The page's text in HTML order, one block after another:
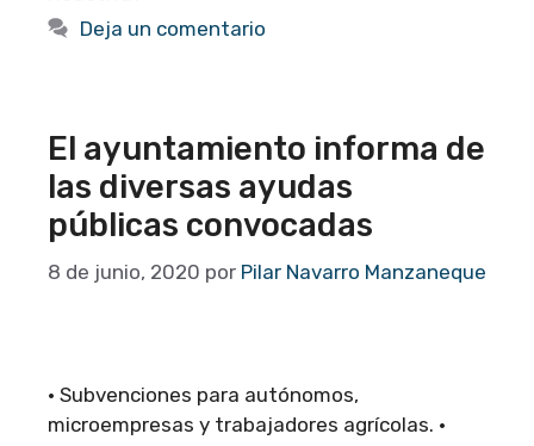
Deja un comentario
El ayuntamiento informa de
las diversas ayudas
públicas convocadas
8 de junio, 2020 por Pilar Navarro Manzaneque
· Subvenciones para autónomos,
microempresas y trabajadores agrícolas. ·